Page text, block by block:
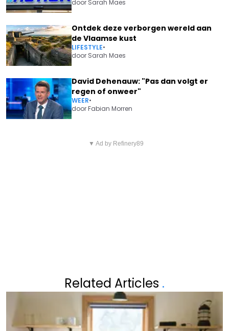
door Sarah Maes
Ontdek deze verborgen wereld aan
de Vlaamse kust
LIFESTYLE•
door Sarah Maes
David Dehenauw: "Pas dan volgt er
regen of onweer"
WEER•
doorFabian Morren
WINNARES LOUISE GOEDEFROY
▼ Ad by Refinery89
Related Articles .